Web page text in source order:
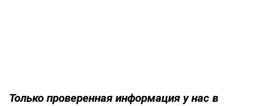
Только проверенная информация у нас в